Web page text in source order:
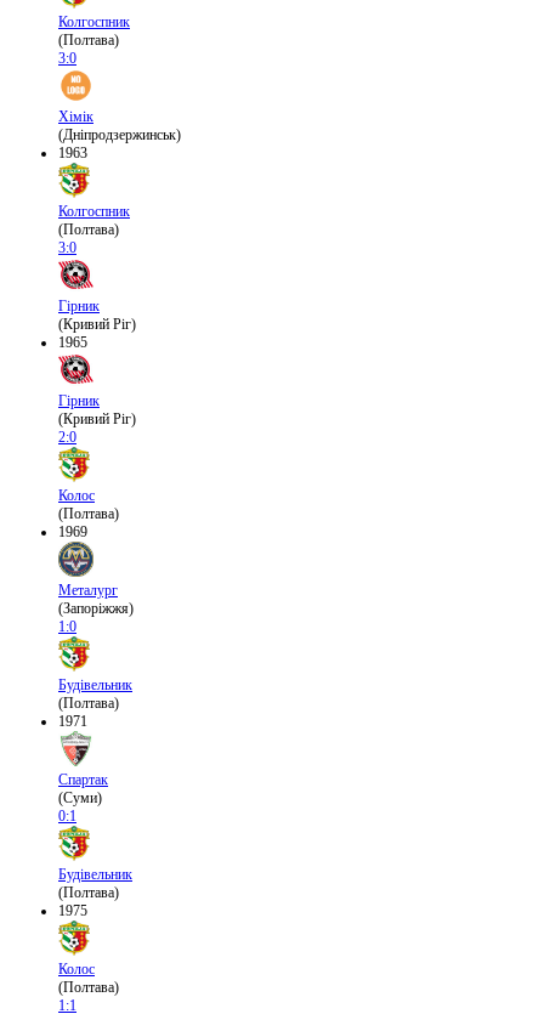
Колгоспник
(Полтава)
3:0
Хімік
(Дніпродзержинськ)
1963
Колгоспник
(Полтава)
3:0
Гірник
(Кривий Ріг)
1965
Гірник
(Кривий Ріг)
2:0
Колос
(Полтава)
1969
Металург
(Запоріжжя)
1:0
Будівельник
(Полтава)
1971
Спартак
(Суми)
0:1
Будівельник
(Полтава)
1975
Колос
(Полтава)
1:1